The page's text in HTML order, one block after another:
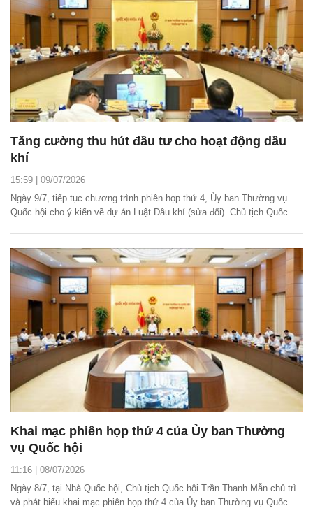
Tăng cường thu hút đầu tư cho hoạt động dầu
khí
15:59 | 09/07/2026
Ngày 9/7, tiếp tục chương trình phiên họp thứ 4, Ủy ban Thường vụ
Quốc hội cho ý kiến về dự án Luật Dầu khí (sửa đổi). Chủ tịch Quốc hội
Khai mạc phiên họp thứ 4 của Ủy ban Thường
vụ Quốc hội
11:16 | 08/07/2026
Ngày 8/7, tại Nhà Quốc hội, Chủ tịch Quốc hội Trần Thanh Mẫn chủ trì
và phát biểu khai mạc phiên họp thứ 4 của Ủy ban Thường vụ Quốc hội